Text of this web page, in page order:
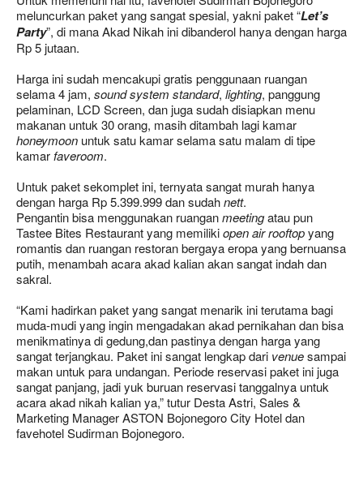
meluncurkan paket yang sangat spesial, yakni paket “Let’s
Party”, di mana Akad Nikah ini dibanderol hanya dengan harga
Rp 5 jutaan.
Harga ini sudah mencakupi gratis penggunaan ruangan
selama 4 jam, sound system standard, lighting, panggung
pelaminan, LCD Screen, dan juga sudah disiapkan menu
makanan untuk 30 orang, masih ditambah lagi kamar
honeymoon untuk satu kamar selama satu malam di tipe
kamarfaveroom.
Untuk paket sekomplet ini, ternyata sangat murah hanya
dengan harga Rp 5.399.999 dan sudahnett.
Pengantin bisa menggunakan ruanganmeetingatau pun
Tastee Bites Restaurant yang memilikiopen air rooftopyang
romantis dan ruangan restoran bergaya eropa yang bernuansa
putih, menambah acara akad kalian akan sangat indah dan
sakral.
“Kami hadirkan paket yang sangat menarik ini terutama bagi
muda-mudi yang ingin mengadakan akad pernikahan dan bisa
menikmatinya di gedung,dan pastinya dengan harga yang
sangat terjangkau. Paket ini sangat lengkap dari venuesampai
makan untuk para undangan. Periode reservasi paket ini juga
sangat panjang, jadi yuk buruan reservasi tanggalnya untuk
acara akad nikah kalian ya,” tutur Desta Astri, Sales &
Marketing Manager ASTON Bojonegoro City Hotel dan
favehotel Sudirman Bojonegoro.